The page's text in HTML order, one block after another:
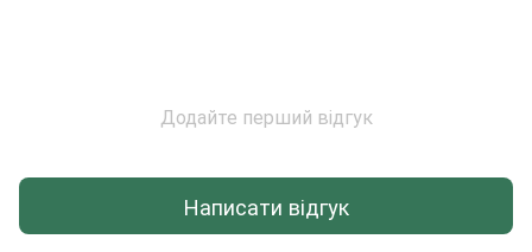
Додайте перший відгук
Написати відгук